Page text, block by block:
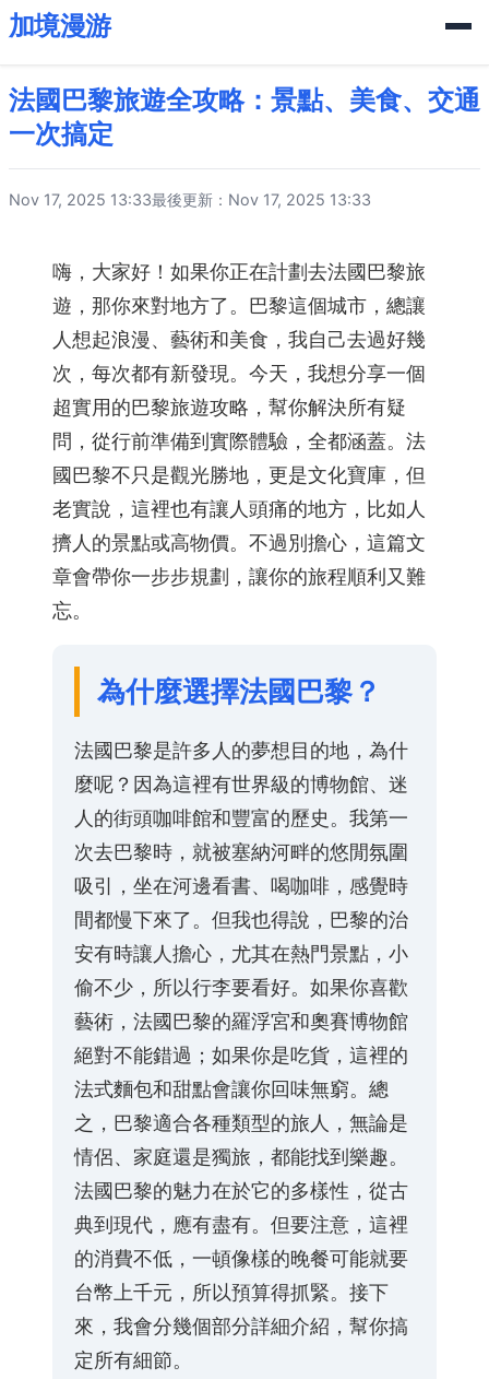
加境漫游
法國巴黎旅遊全攻略：景點、美食、交通
一次搞定
Nov 17, 2025 13:33最後更新：Nov 17, 2025 13:33
嗨，大家好！如果你正在計劃去法國巴黎旅
遊，那你來對地方了。巴黎這個城市，總讓
人想起浪漫、藝術和美食，我自己去過好幾
次，每次都有新發現。今天，我想分享一個
超實用的巴黎旅遊攻略，幫你解決所有疑
問，從行前準備到實際體驗，全都涵蓋。法
國巴黎不只是觀光勝地，更是文化寶庫，但
老實說，這裡也有讓人頭痛的地方，比如人
擠人的景點或高物價。不過別擔心，這篇文
章會帶你一步步規劃，讓你的旅程順利又難
忘。
為什麼選擇法國巴黎？
法國巴黎是許多人的夢想目的地，為什
麼呢？因為這裡有世界級的博物館、迷
人的街頭咖啡館和豐富的歷史。我第一
次去巴黎時，就被塞納河畔的悠閒氛圍
吸引，坐在河邊看書、喝咖啡，感覺時
間都慢下來了。但我也得說，巴黎的治
安有時讓人擔心，尤其在熱門景點，小
偷不少，所以行李要看好。如果你喜歡
藝術，法國巴黎的羅浮宮和奧賽博物館
絕對不能錯過；如果你是吃貨，這裡的
法式麵包和甜點會讓你回味無窮。總
之，巴黎適合各種類型的旅人，無論是
情侶、家庭還是獨旅，都能找到樂趣。
法國巴黎的魅力在於它的多樣性，從古
典到現代，應有盡有。但要注意，這裡
的消費不低，一頓像樣的晚餐可能就要
台幣上千元，所以預算得抓緊。接下
來，我會分幾個部分詳細介紹，幫你搞
定所有細節。